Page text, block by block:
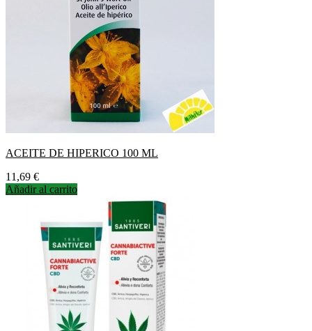
ACEITE DE HIPERICO 100 ML
Precio
11,69 €
Añadir al carrito